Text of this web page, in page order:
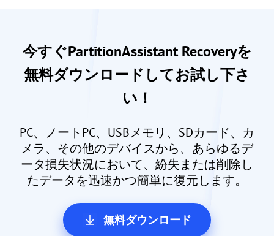
今すぐPartitionAssistant Recoveryを
無料ダウンロードしてお試し下さ
い！
PC、ノートPC、USBメモリ、SDカード、カ
メラ、その他のデバイスから、あらゆるデ
ータ損失状況において、紛失または削除し
たデータを迅速かつ簡単に復元します。
無料ダウンロード